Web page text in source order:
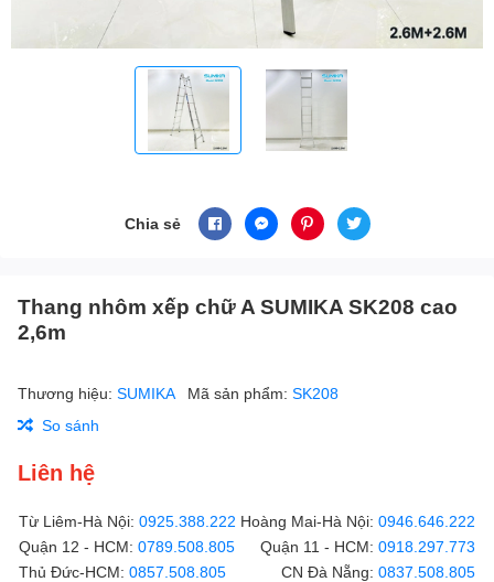
Chia sẻ
Thang nhôm xếp chữ A SUMIKA SK208 cao
2,6m
Thương hiệu: SUMIKA Mã sản phẩm: SK208
So sánh
Liên hệ
Từ Liêm-Hà Nội: 0925.388.222 Hoàng Mai-Hà Nội: 0946.646.222
Quận 12 - HCM: 0789.508.805 Quận 11 - HCM: 0918.297.773
Thủ Đức-HCM: 0857.508.805 CN Đà Nẵng: 0837.508.805